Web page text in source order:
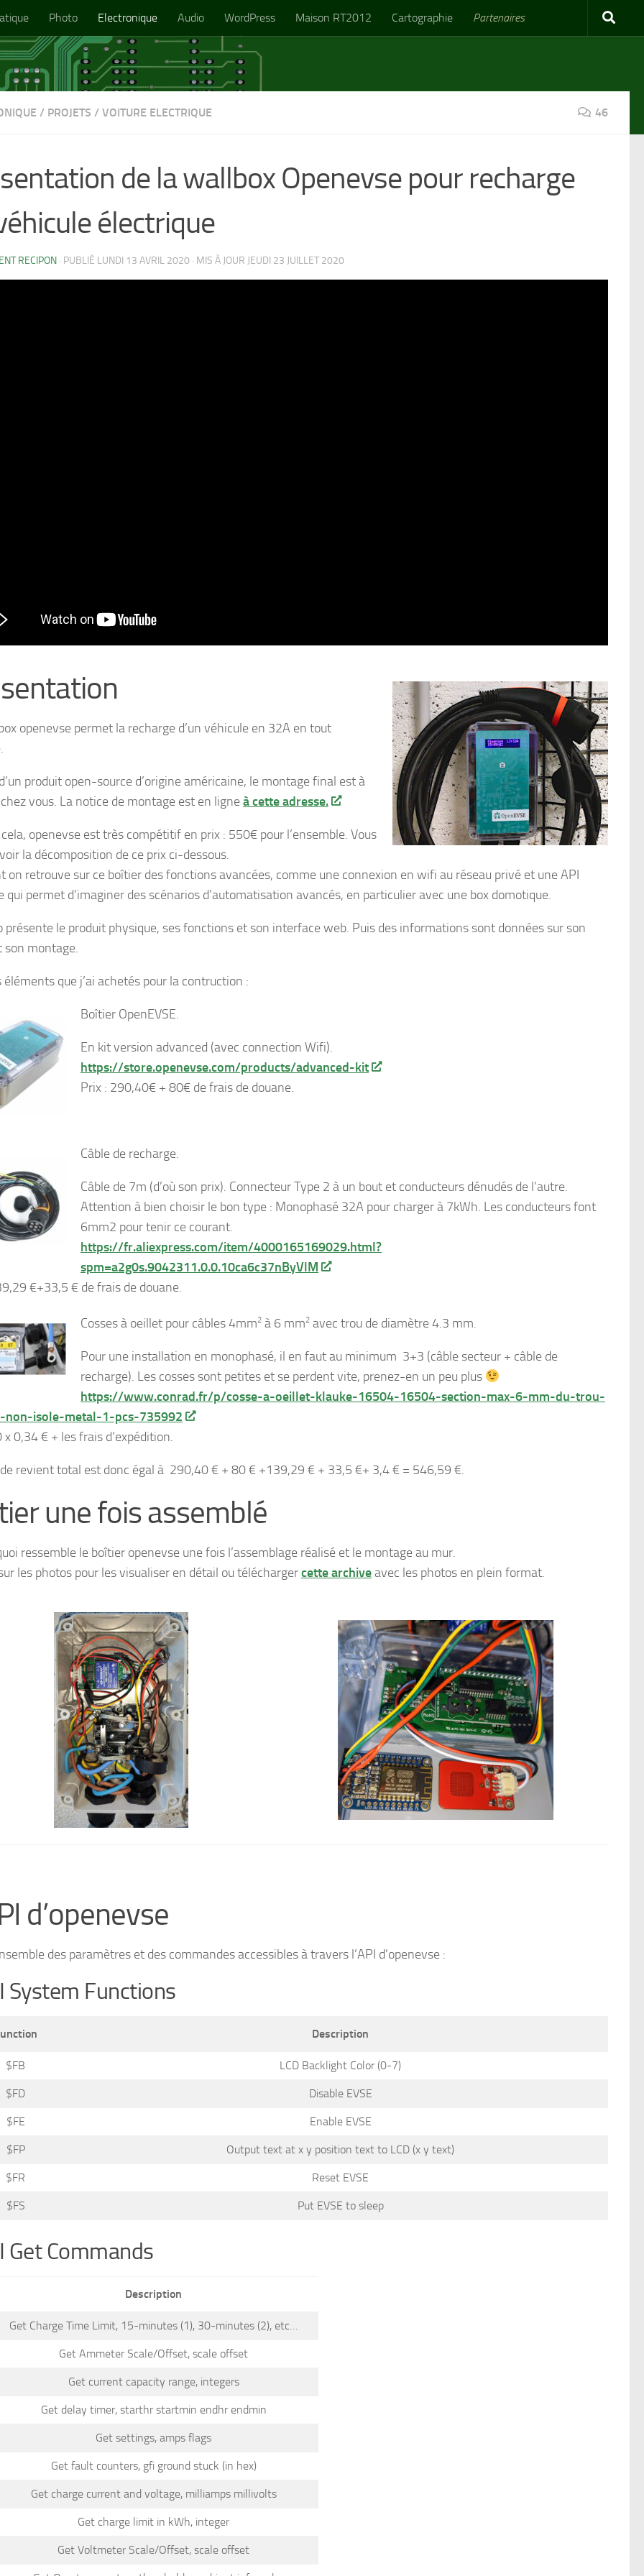
Photo Electronique Audio WordPress Maison RT2012 Cartographie Partenaires
/ PROJETS / VOITURE ELECTRIQUE 46
de la wallbox Openevse pour recharge
électrique
RECIPON · PUBLIÉ LUNDI 13 AVRIL 2020 · MIS À JOUR JEUDI 23 JUILLET 2020
openevse permet la recharge d’un véhicule en 32A en tout
produit open-source d’origine américaine, le montage final est à
vous. La notice de montage est en ligneà cette adresse.
openevse est très compétitif en prix : 550€ pour l’ensemble. Vous
la décomposition de ce prix ci-dessous.
on retrouve sur ce boîtier des fonctions avancées, comme une connexion en wifi au réseau privé et une API
qui permet d’imaginer des scénarios d’automatisation avancés, en particulier avec une box domotique.
présente le produit physique, ses fonctions et son interface web. Puis des informations sont données sur son
son montage.
éléments que j’ai achetés pour la contruction :
Boîtier OpenEVSE.
En kit version advanced (avec connection Wifi).
https://store.openevse.com/products/advanced-kit
Prix : 290,40€ + 80€ de frais de douane.
Câble de recharge.
Câble de 7m (d’où son prix). Connecteur Type 2 à un bout et conducteurs dénudés de l’autre.
Attention à bien choisir le bon type : Monophasé 32A pour charger à 7kWh. Les conducteurs font
6mm2 pour tenir ce courant.
https://fr.aliexpress.com/item/4000165169029.html?
spm=a2g0s.9042311.0.0.10ca6c37nByVlM
€+33,5 € de frais de douane.
Cosses à oeillet pour câbles 4mm2 à 6 mm2 avec trou de diamètre 4.3 mm.
Pour une installation en monophasé, il en faut au minimum 3+3 (câble secteur + câble de
recharge). Les cosses sont petites et se perdent vite, prenez-en un peu plus
https://www.conrad.fr/p/cosse-a-oeillet-klauke-16504-16504-section-max-6-mm-du-trou-
non-isole-metal-1-pcs-735992
x 0,34 € + les frais d’expédition.
revient total est donc égal à 290,40 € + 80 € +139,29 € + 33,5 €+ 3,4 € = 546,59 €.
une fois assemblé
ressemble le boîtier openevse une fois l’assemblage réalisé et le montage au mur.
les photos pour les visualiser en détail ou téléchargercette archiveavec les photos en plein format.
d’openevse
des paramètres et des commandes accessibles à travers l’API d’openevse :
System Functions
Description
$FB LCD Backlight Color (0-7)
$FD Disable EVSE
$FE Enable EVSE
$FP Output text at x y position text to LCD (x y text)
$FR Reset EVSE
$FS Put EVSE to sleep
Get Commands
Description
Get Charge Time Limit, 15-minutes (1), 30-minutes (2), etc…
Get Ammeter Scale/Offset, scale offset
Get current capacity range, integers
Get delay timer, starthr startmin endhr endmin
Get settings, amps flags
Get fault counters, gfi ground stuck (in hex)
Get charge current and voltage, milliamps millivolts
Get charge limit in kWh, integer
Get Voltmeter Scale/Offset, scale offset